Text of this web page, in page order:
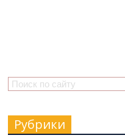
Рубрики